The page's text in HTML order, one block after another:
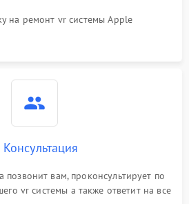
на ремонт vr системы Apple
Консультация
позвонит вам, проконсультирует по
vr системы а также ответит на все